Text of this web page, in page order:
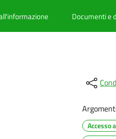
Documenti e
Accesso